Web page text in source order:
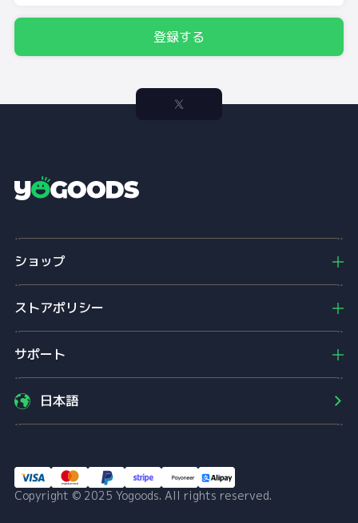
登録する
g
oショップ
ストアポリシー
サポート
日本語
Copyright © 2025 Yogoods. All rights reserved.